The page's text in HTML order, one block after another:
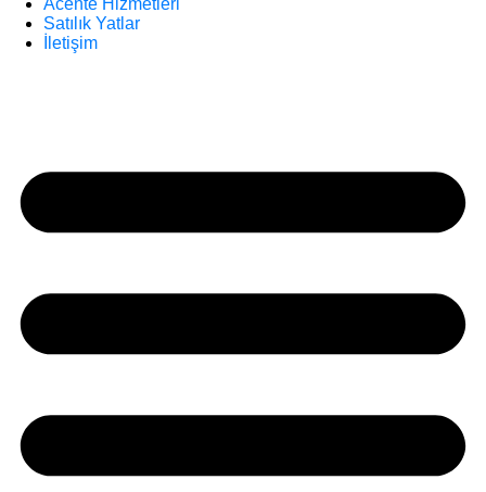
Acente Hizmetleri
Satılık Yatlar
İletişim